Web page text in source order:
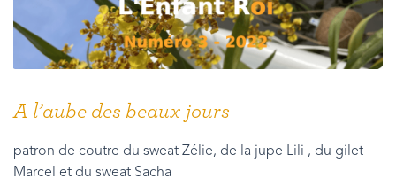
A l’aube des beaux jours
patron de coutre du sweat Zélie, de la jupe Lili , du gilet
Marcel et du sweat Sacha